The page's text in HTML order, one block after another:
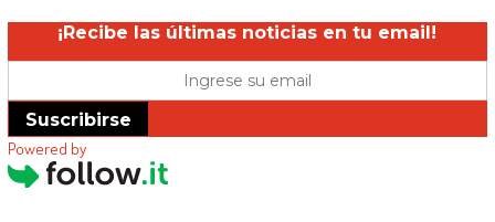
¡Recibe las últimas noticias en tu email!
Suscribirse
Powered by